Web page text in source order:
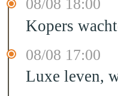
08/08 18:00
Kopers
08/08 17:00
Luxe leven,